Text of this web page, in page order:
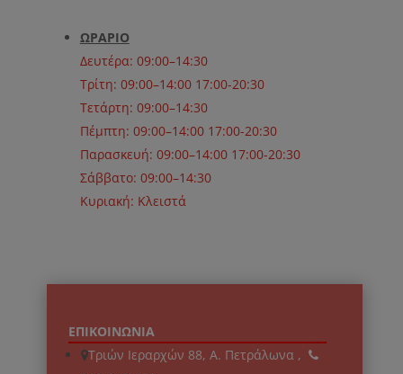
ΩΡΑΡΙΟ
Δευτέρα: 09:00–14:30
Τρίτη: 09:00–14:00 17:00-20:30
Τετάρτη: 09:00–14:30
Πέμπτη: 09:00–14:00 17:00-20:30
Παρασκευή: 09:00–14:00 17:00-20:30
Σάββατο: 09:00–14:30
Κυριακή: Κλειστά
ΕΠΙΚΟΙΝΩΝΙΑ
Τριών Ιεραρχών 88, Α. Πετράλωνα ,